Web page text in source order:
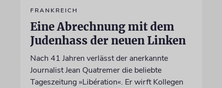
FRANKREICH
Eine Abrechnung mit dem
Judenhass der neuen Linken
Nach 41 Jahren verlässt der anerkannte
Journalist Jean Quatremer die beliebte
Tageszeitung »Libération«. Er wirft Kollegen